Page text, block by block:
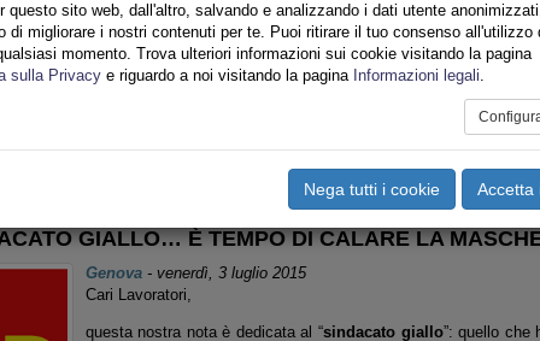
SINDACALE DI BASE SETTORE VIGILI DEL
Privato Territori Sociale Speciali Multimedia
GIALLO… È TEMPO DI CALARE LA
Genova- venerdì, 3 luglio 2015
Cari Lavoratori,
questa nostra nota è dedicata al “sindacato giallo”: quello che
questo sito web, dall'altro, salvando e analizzando i dati utente
di migliorare i nostri contenuti per te. Puoi ritirare il tuo consenso all'utilizzo
momento. Trova ulteriori informazioni sui cookie visitando la pagina
sulla Privacy e riguardo a noi visitando la pagina Informazioni legali.
Nega tutti i cookie Accetta